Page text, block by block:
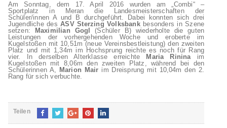
Am Sonntag, dem 17. April 2016 wurden am „Combi“ –
Sportplatz in Meran die Landesmeisterschaften der
Schüler/innen A und B durchgeführt. Dabei konnten sich drei
Jugendliche desASV Sterzing Volksbankbesonders in Szene
setzen:
Maximilian Gogl
(Schüler B) wiederholte die guten
Leistungen der vorhergehenden Woche und eroberte im
Kugelstoßen mit 10,51m (neue Vereinsbestleistung) den zweiten
Platz und mit 1,34m im Hochsprung reichte es noch für Rang
vier. In derselben Alterklasse erreichte
Maria Rininaim
Kugelstoßen mit 8,06m den zweiten Platz, während bei den
Schülerinnen A, Marion Mair im Dreisprung mit 10,04m den 2.
Rang für sich verbuchte.
Teilen